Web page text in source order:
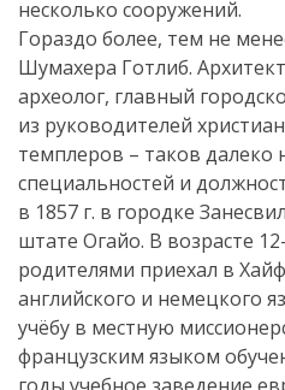
несколько сооружений.
Гораздо более, тем не
Шумахера Готлиб.
археолог, главный
из руководителей
темплеров – таков далеко
специальностей и
в 1857 г. в городке
штате Огайо. В возрасте
родителями приехал в
английского и немецкого
учёбу в местную
французским языком